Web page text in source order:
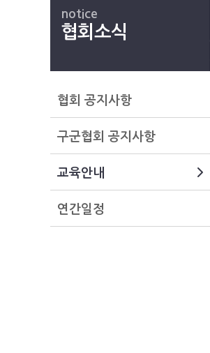
notice
협회소식
협회 공지사항
구군협회 공지사항
교육안내
연간일정